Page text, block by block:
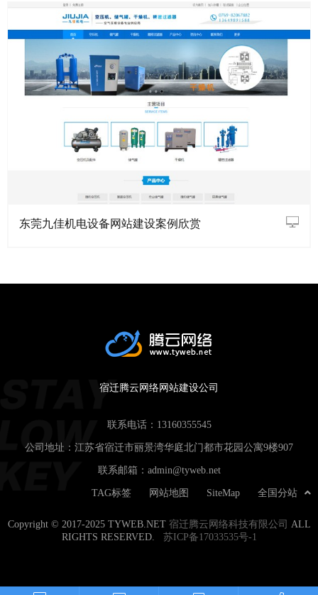
东莞九佳机电设备网站建设案例欣赏
宿迁腾云网络网站建设公司
联系电话： 13160355545
公司地址：江苏省宿迁市丽景湾华庭北门都市花园公寓9楼907
联系邮箱： admin@tyweb.net
全国分站
SiteMap
网站地图
TAG标签
Copyright © 2017-2025 TYWEB.NET 宿迁腾云网络科技有限公司
ALL
RIGHTS RESERVED. 苏ICP备17033535号-1